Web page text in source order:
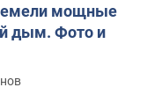
мощные
дым. Фото и